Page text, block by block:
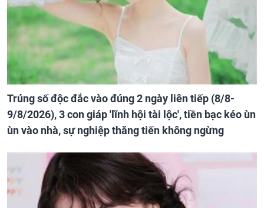
Trúng số độc đắc vào đúng 2 ngày liên tiếp (8/8-
9/8/2026), 3 con giáp 'lĩnh hội tài lộc', tiền bạc kéo ùn
ùn vào nhà, sự nghiệp thăng tiến không ngừng